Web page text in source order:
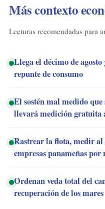
Más contexto
Lecturas recomendadas para
Llega el décimo de
repunte de consumo
El sostén mal medido
llevará medición gratuita
Rastrear la flota, medir al
empresas panameñas por
Ordenan veda total del
recuperación de los mares